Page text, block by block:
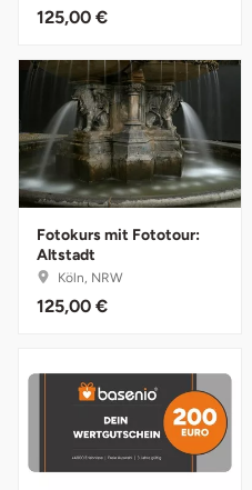
125,00 €
Fotokurs mit Fototour:
Altstadt
Köln, NRW
125,00 €
Herzogtum Lauenburg
Homburg
Horb am Neckar
Ibbenbüren
Ingolstadt
Jena
Jerichower Land